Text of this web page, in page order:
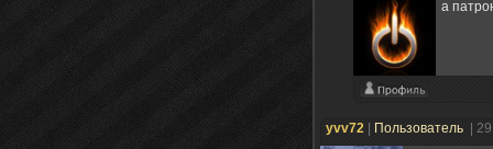
а
yvv72 Пользователь
|